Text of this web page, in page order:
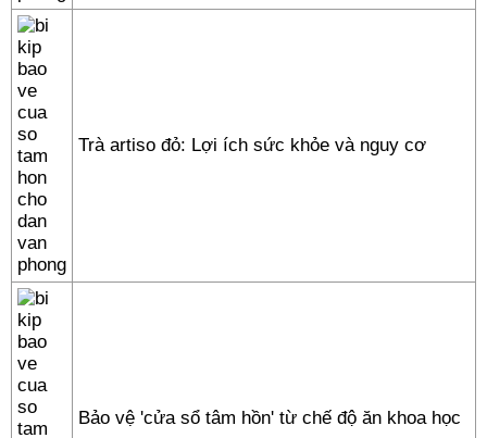
Trà artiso đỏ: Lợi ích sức khỏe và nguy cơ
Bảo vệ 'cửa sổ tâm hồn' từ chế độ ăn khoa học